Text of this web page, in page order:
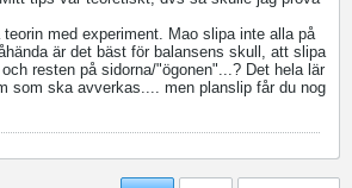
med experiment. Mao slipa inte alla på
är det bäst för balansens skull, att slipa
resten på sidorna/"ögonen"...? Det hela lär
som ska avverkas.... men planslip får du nog